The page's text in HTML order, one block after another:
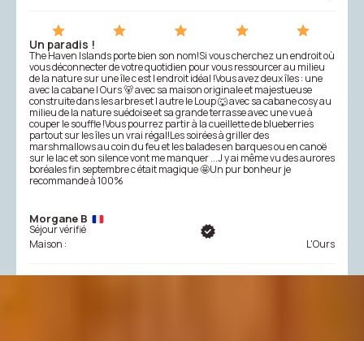
Un paradis !
The Haven Islands porte bien son nom!Si vous cherchez un endroit où
vous déconnecter de votre quotidien pour vous ressourcer au milieu
de la nature sur une île c est l endroit idéal !Vous avez deux îles : une
avec la cabane l Ours 🐻 avec sa maison originale et majestueuse
construite dans les arbres et l autre le Loup 🐺 avec sa cabane cosy au
milieu de la nature suédoise et sa grande terrasse avec une vue à
couper le souffle !Vous pourrez partir à la cueillette de blueberries
partout sur les îles un vrai régal!Les soirées à griller des
marshmallows au coin du feu et les balades en barques ou en canoë
sur le lac et son silence vont me manquer ...J y ai même vu des aurores
boréales fin septembre c était magique 🤩Un pur bonheur je
recommande à 100%
Morgane B
Séjour vérifié
Maison :
L'Ours